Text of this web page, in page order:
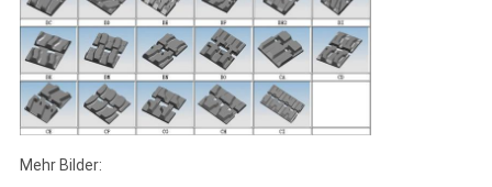
Mehr Bilder: